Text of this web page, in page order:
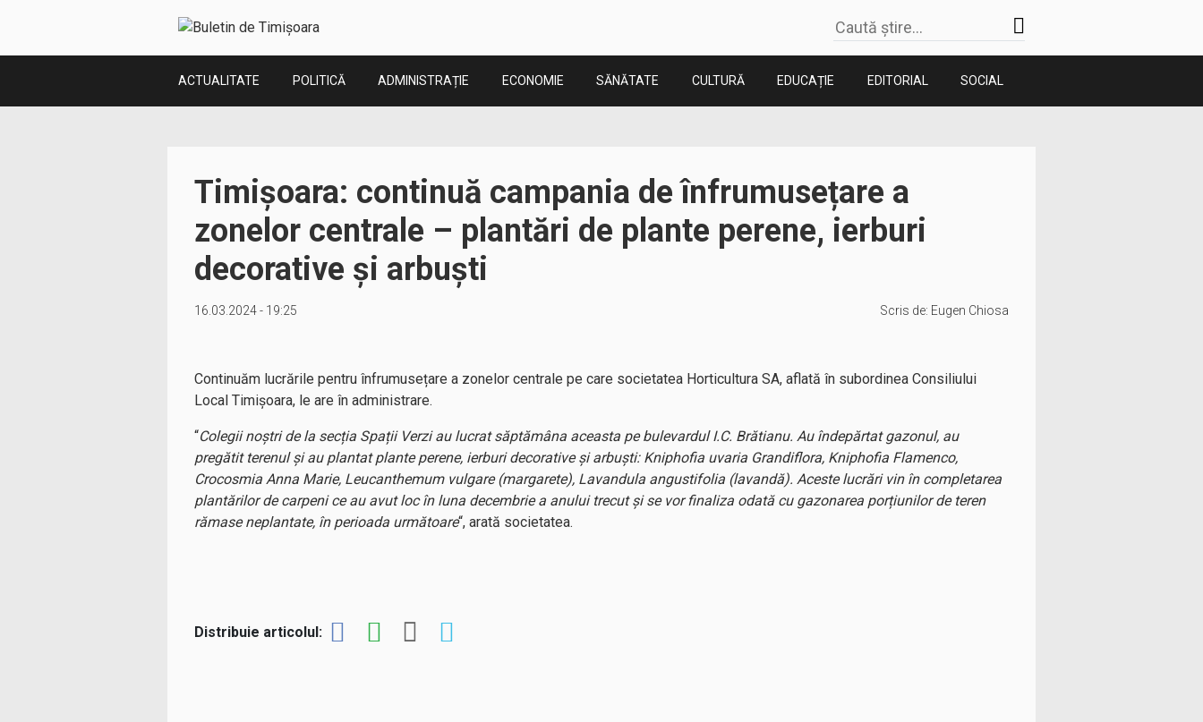
ACTUALITATE POLITICĂ ADMINISTRAȚIE ECONOMIE SĂNĂTATE CULTURĂ EDUCAȚIE EDITORIAL SOCIAL
Timișoara: continuă campania de înfrumusețare a
zonelor centrale – plantări de plante perene, ierburi
decorative și arbuști
16.03.2024 - 19:25 Scris de: Eugen Chiosa
Continuăm lucrările pentru înfrumusețare a zonelor centrale pe care societatea Horticultura SA, aflată în subordinea Consiliului
Local Timișoara, le are în administrare.
“Colegii noștri de la secția Spații Verzi au lucrat săptămâna aceasta pe bulevardul I.C. Brătianu. Au îndepărtat gazonul, au
pregătit terenul și au plantat plante perene, ierburi decorative și arbuști: Kniphofia uvaria Grandiflora, Kniphofia Flamenco,
Crocosmia Anna Marie, Leucanthemum vulgare (margarete), Lavandula angustifolia (lavandă). Aceste lucrări vin în completarea
plantărilor de carpeni ce au avut loc în luna decembrie a anului trecut și se vor finaliza odată cu gazonarea porțiunilor de teren
rămase neplantate, în perioada următoare“, arată societatea.
Distribuie articolul: